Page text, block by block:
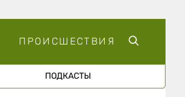
ПРОИСШЕСТВИЯ
ПОДКАСТЫ